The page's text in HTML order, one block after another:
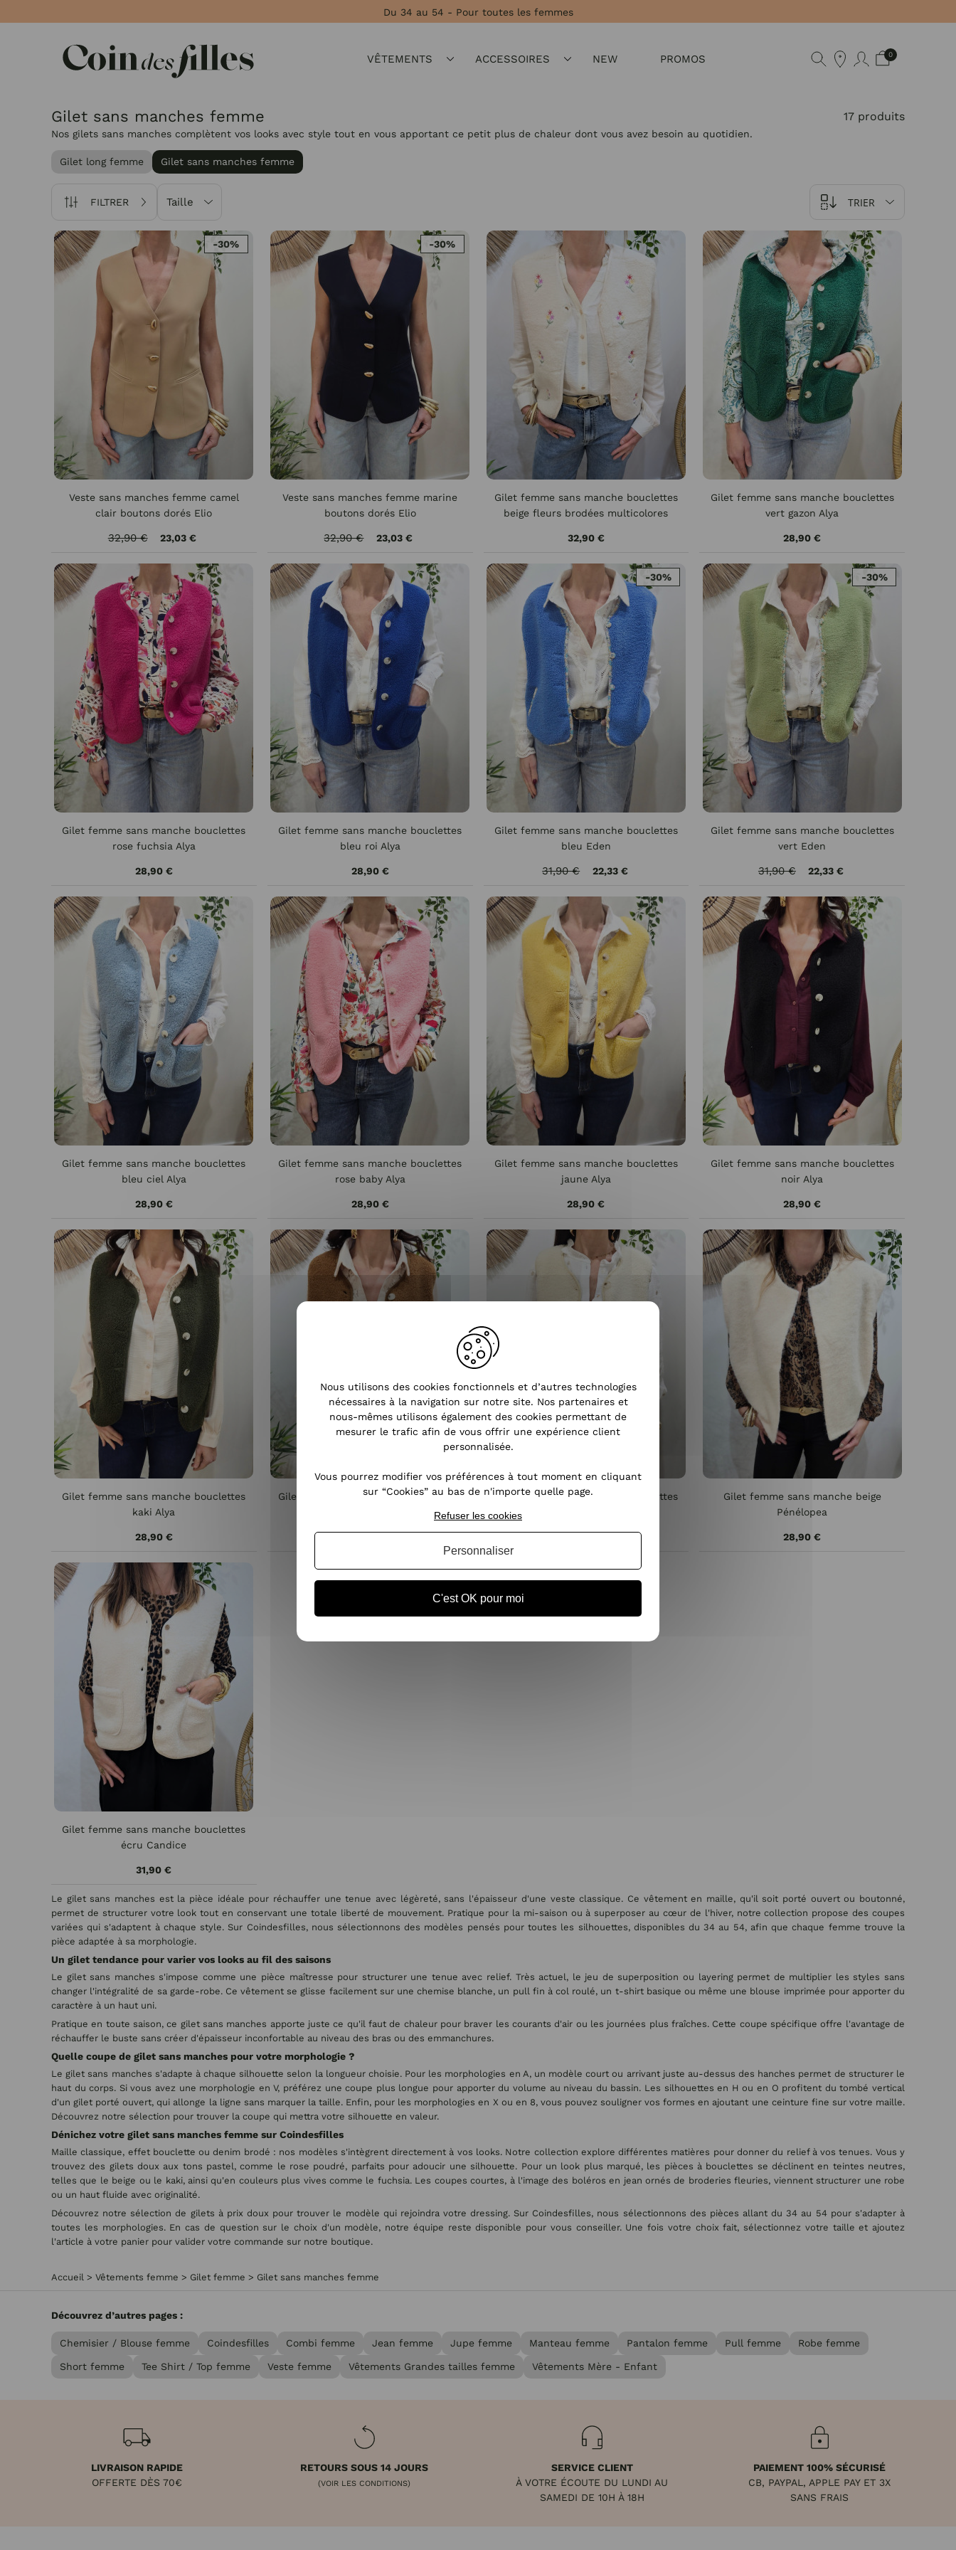
VÊTEMENTS ACCESSOIRES NEW PROMOS 0
Gilet sans manches femme 17 produits
Nos gilets sans manches complètent vos looks avec style tout en vous apportant ce petit plus de chaleur dont vous avez besoin au quotidien.
Gilet long femme Gilet sans manches femme
FILTRER Taille TRIER
Veste sans manches femme camel
clair boutons dorés Elio
32,90 € 23,03 €
-30%
Veste sans manches femme marine
boutons dorés Elio
32,90 € 23,03 €
-30%
Gilet femme sans manche bouclettes
beige fleurs brodées multicolores
32,90 €
Gilet femme sans manche bouclettes
vert gazon Alya
28,90 €
Gilet femme sans manche bouclettes
rose fuchsia Alya
28,90 €
Gilet femme sans manche bouclettes
bleu roi Alya
28,90 €
Gilet femme sans manche bouclettes
bleu Eden
31,90 € 22,33 €
-30%
Gilet femme sans manche bouclettes
vert Eden
31,90 € 22,33 €
-30%
Gilet femme sans manche bouclettes
bleu ciel Alya
28,90 €
Gilet femme sans manche bouclettes
rose baby Alya
28,90 €
Gilet femme sans manche bouclettes
jaune Alya
28,90 €
Gilet femme sans manche bouclettes
noir Alya
28,90 €
Gilet femme sans manche bouclettes
kaki Alya
28,90 €
Gilet femme sans manche bouclettes
Gilet femme sans manche bouclettes
Gilet femme sans manche beige
Pénélopea
28,90 €
Gilet femme sans manche bouclettes
écru Candice
31,90 €
Le gilet sans manches est la pièce idéale pour réchauffer une tenue avec légèreté, sans l'épaisseur d'une veste classique. Ce vêtement en maille, qu'il soit porté ouvert ou boutonné,
permet de structurer votre look tout en conservant une totale liberté de mouvement. Pratique pour la mi-saison ou à superposer au cœur de l'hiver, notre collection propose des coupes
variées qui s'adaptent à chaque style. Sur Coindesfilles, nous sélectionnons des modèles pensés pour toutes les silhouettes, disponibles du 34 au 54, afin que chaque femme trouve la
pièce adaptée à sa morphologie.
Un gilet tendance pour varier vos looks au fil des saisons
Le gilet sans manches s'impose comme une pièce maîtresse pour structurer une tenue avec relief. Très actuel, le jeu de superposition ou layering permet de multiplier les styles sans
changer l'intégralité de sa garde-robe. Ce vêtement se glisse facilement sur une chemise blanche, un pull fin à col roulé, un t-shirt basique ou même une blouse imprimée pour apporter du
caractère à un haut uni.
Pratique en toute saison, ce gilet sans manches apporte juste ce qu'il faut de chaleur pour braver les courants d'air ou les journées plus fraîches. Cette coupe spécifique offre l'avantage de
réchauffer le buste sans créer d'épaisseur inconfortable au niveau des bras ou des emmanchures.
Quelle coupe de gilet sans manches pour votre morphologie ?
Le gilet sans manches s'adapte à chaque silhouette selon la longueur choisie. Pour les morphologies en A, un modèle court ou arrivant juste au-dessus des hanches permet de structurer le
haut du corps. Si vous avez une morphologie en V, préférez une coupe plus longue pour apporter du volume au niveau du bassin. Les silhouettes en H ou en O profitent du tombé vertical
d'un gilet porté ouvert, qui allonge la ligne sans marquer la taille. Enfin, pour les morphologies en X ou en 8, vous pouvez souligner vos formes en ajoutant une ceinture fine sur votre maille.
Découvrez notre sélection pour trouver la coupe qui mettra votre silhouette en valeur.
Dénichez votre gilet sans manches femme sur Coindesfilles
Maille classique, effet bouclette ou denim brodé : nos modèles s'intègrent directement à vos looks. Notre collection explore différentes matières pour donner du relief à vos tenues. Vous y
trouvez des gilets doux aux tons pastel, comme le rose poudré, parfaits pour adoucir une silhouette. Pour un look plus marqué, les pièces à bouclettes se déclinent en teintes neutres,
telles que le beige ou le kaki, ainsi qu'en couleurs plus vives comme le fuchsia. Les coupes courtes, à l'image des boléros en jean ornés de broderies fleuries, viennent structurer une robe
ou un haut fluide avec originalité.
Découvrez notre sélection de gilets à prix doux pour trouver le modèle qui rejoindra votre dressing. Sur Coindesfilles, nous sélectionnons des pièces allant du 34 au 54 pour s'adapter à
toutes les morphologies. En cas de question sur le choix d'un modèle, notre équipe reste disponible pour vous conseiller. Une fois votre choix fait, sélectionnez votre taille et ajoutez
l'article à votre panier pour valider votre commande sur notre boutique.
Accueil > Vêtements femme > Gilet femme > Gilet sans manches femme
Découvrez d’autres pages :
Chemisier / Blouse femme Coindesfilles Combi femme Jean femme Jupe femme Manteau femme Pantalon femme Pull femme Robe femme
Short femme Tee Shirt / Top femme Veste femme Vêtements Grandes tailles femme Vêtements Mère - Enfant
LIVRAISON RAPIDE
OFFERTE DÈS 70€
RETOURS SOUS 14 JOURS
(VOIR LES CONDITIONS)
SERVICE CLIENT
À VOTRE ÉCOUTE DU LUNDI AU
SAMEDI DE 10H À 18H
PAIEMENT 100% SÉCURISÉ
CB, PAYPAL, APPLE PAY ET 3X
SANS FRAIS
Nous utilisons des cookies fonctionnels et d’autres technologies
nécessaires à la navigation sur notre site. Nos partenaires et
nous-mêmes utilisons également des cookies permettant de
mesurer le trafic afin de vous offrir une expérience client
personnalisée.
Vous pourrez modifier vos préférences à tout moment en cliquant
sur “Cookies” au bas de n'importe quelle page.
C'est OK pour moi
Refuser les cookies
Personnaliser